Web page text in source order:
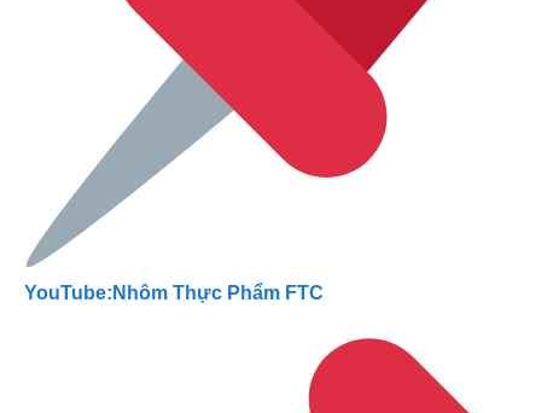
YouTube:Nhôm Thực Phẩm FTC